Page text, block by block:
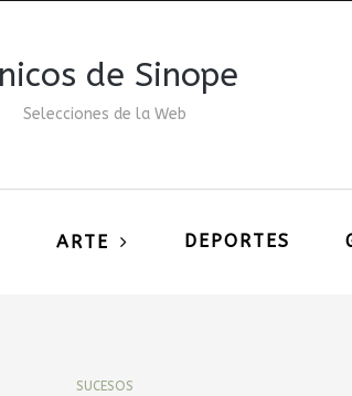
de Sinope
Selecciones de la Web
ARTE DEPORTES
SUCESOS